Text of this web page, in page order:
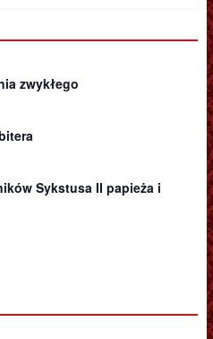
zwykłego
Sykstusa II papieża i